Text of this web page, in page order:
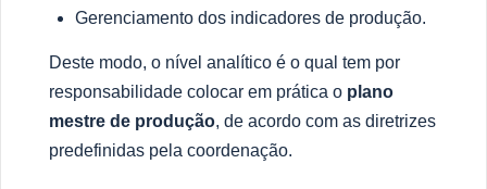
Gerenciamento dos indicadores de produção.
Deste modo, o nível anal ítico é o qual tem por
responsabilidade colocar em prática o plano
mestre de produção, de acordo com as diretrizes
predefinidas pela coordenação.